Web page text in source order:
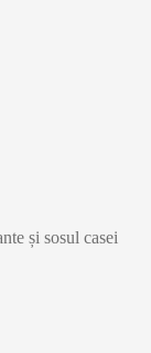
și sosul casei